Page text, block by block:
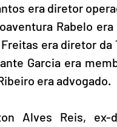
era diretor
Rabelo
era diretor da
Garcia era
era advogado.
Alves Reis,